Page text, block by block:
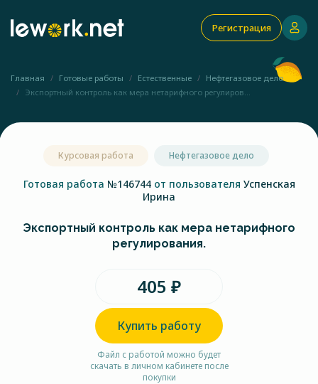
Регистрация
Главная Готовые работы Естественные
Нефтегазовое дело
Экспортный контроль как мера нетарифного регулиров...
Курсовая работа Нефтегазовое дело
Готовая работа №146744 от пользователя Успенская
Ирина
Экспортный контроль как мера нетарифного
регулирования.
405 ₽
Купить работу
Файл с работой можно будет
скачать в личном кабинете после
покупки